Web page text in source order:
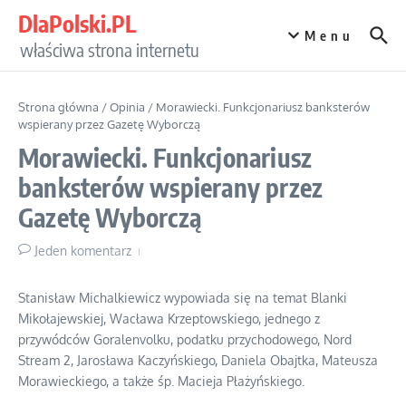
DlaPolski.PL
właściwa strona internetu
Menu
Strona główna /Opinia / Morawiecki. Funkcjonariusz banksterów
wspierany przez Gazetę Wyborczą
Morawiecki. Funkcjonariusz
banksterów wspierany przez
Gazetę Wyborczą
Jeden komentarz
Stanisław Michalkiewicz wypowiada się na temat Blanki
Mikołajewskiej, Wacława Krzeptowskiego, jednego z
przywódców Goralenvolku, podatku przychodowego, Nord
Stream 2, Jarosława Kaczyńskiego, Daniela Obajtka, Mateusza
Morawieckiego, a także śp. Macieja Płażyńskiego.